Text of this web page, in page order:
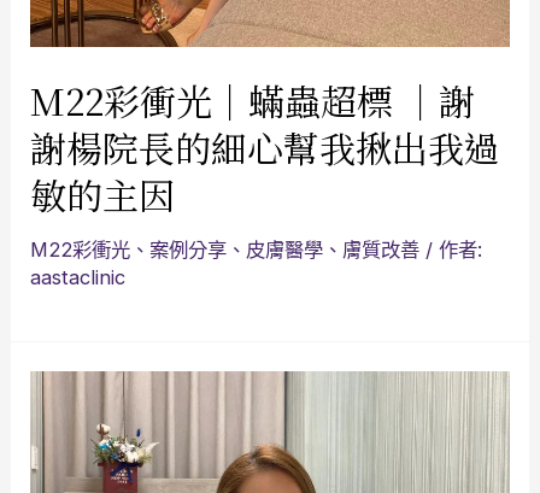
M22彩衝光｜蟎蟲超標 ｜謝
謝楊院長的細心幫我揪出我過
敏的主因
M22彩衝光 、案例分享 、 皮膚醫學 、 膚質改善 / 作者:
aastaclinic